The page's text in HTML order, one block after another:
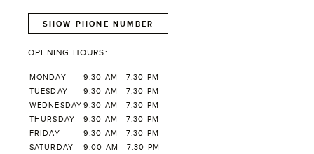
SHOW PHONE NUMBER
OPENING HOURS:
MONDAY
9:30 AM - 7:30 PM
TUESDAY
9:30 AM - 7:30 PM
WEDNESDAY 9:30 AM - 7:30 PM
THURSDAY
9:30 AM - 7:30 PM
FRIDAY
9:30 AM - 7:30 PM
SATURDAY
9:00 AM - 7:30 PM